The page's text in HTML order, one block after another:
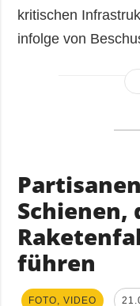
kritischen
infolge von
Schienen,
führen
FOTO, VIDEO